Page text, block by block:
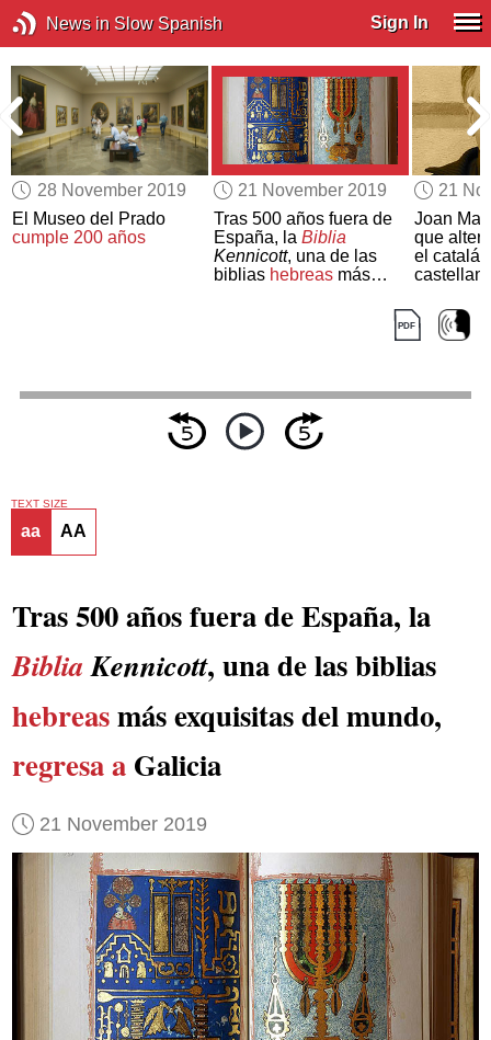
News in Slow Spanish Sign In
28 November 2019
El Museo del Prado
cumple 200 años
21 November 2019
Tras 500 años fuera de
España, la Biblia
Kennicott, una de las
biblias hebreasmás
21
Joan
que
el
TEXT SIZE
aa AA
Tras 500 años fuera de España, la
BibliaKennicott, una de las biblias
hebreasmás exquisitas del mundo,
regresa aGalicia
21 November 2019